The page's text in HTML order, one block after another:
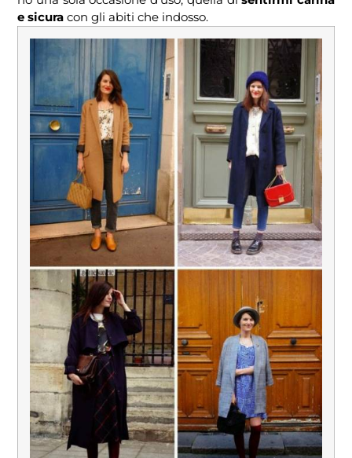
e sicura con gli abiti che indosso.